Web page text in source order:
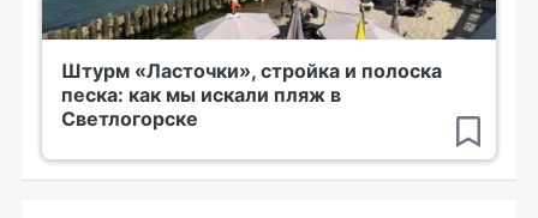
Штурм «Ласточки», стройка и полоска
песка: как мы искали пляж в
Светлогорске